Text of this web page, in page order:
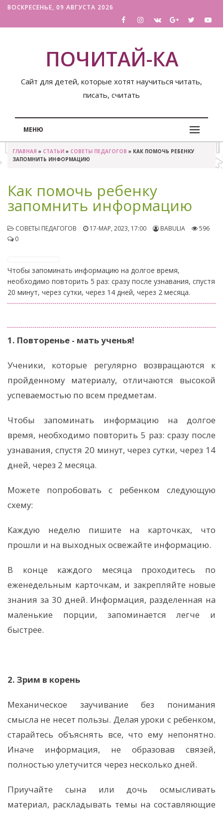
ВОСКРЕСЕНЬЕ, 09 АВГУСТА 2026
ПОЧИТАЙ-КА
Сайт для детей, которые хотят научиться читать,
писать, считать
МЕНЮ
ГЛАВНАЯ » СТАТЬИ » СОВЕТЫ ПЕДАГОГОВ » КАК ПОМОЧЬ РЕБЕНКУ
ЗАПОМНИТЬ ИНФОРМАЦИЮ
Как помочь ребенку
запомнить информацию
СОВЕТЫ ПЕДАГОГОВ 17-МАР, 2023, 17:00 BABULIA
596
0
Чтобы запоминать информацию на долгое время,
необходимо повторить 5 раз: сразу после узнавания, спустя
20 минут, через сутки, через 14 дней, через 2 месяца.
1. Повторенье - мать ученья!
Ученики, которые регулярно возвращаются к
пройденному материалу, отличаются высокой
успеваемостью по всем предметам.
Чтобы запоминать информацию на долгое
время, необходимо повторить 5 раз: сразу после
узнавания, спустя 20 минут, через сутки, через 14
дней, через 2 месяца.
Можете попробовать с ребенком следующую
схему:
Каждую неделю пишите на карточках, что
прошли и на выходных освежайте информацию.
В конце каждого месяца проходитесь по
еженедельным карточкам, и закрепляйте новые
знания за 30 дней. Информация, разделенная на
маленькие порции, запоминается легче и
быстрее.
2. Зрим в корень
Механическое заучивание без понимания
смысла не несет пользы. Делая уроки с ребенком,
старайтесь объяснять все, что ему непонятно.
Иначе информация, не образовав связей,
полностью улетучится через несколько дней.
Приучайте сына или дочь осмысливать
материал, раскладывать темы на составляющие